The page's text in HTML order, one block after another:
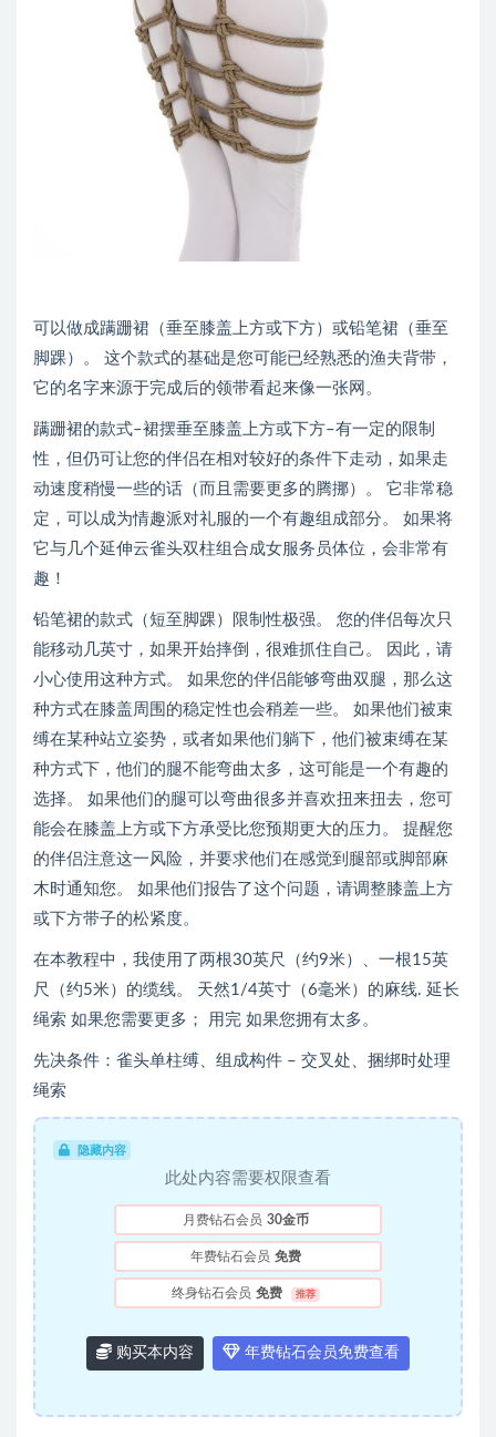
可以做成蹒跚裙（垂至膝盖上方或下方）或铅笔裙（垂至
脚踝）。 这个款式的基础是您可能已经熟悉的渔夫背带，
它的名字来源于完成后的领带看起来像一张网。
蹒跚裙的款式–裙摆垂至膝盖上方或下方–有一定的限制
性，但仍可让您的伴侣在相对较好的条件下走动，如果走
动速度稍慢一些的话（而且需要更多的腾挪）。 它非常稳
定，可以成为情趣派对礼服的一个有趣组成部分。 如果将
它与几个延伸云雀头双柱组合成女服务员体位，会非常有
趣！
铅笔裙的款式（短至脚踝）限制性极强。 您的伴侣每次只
能移动几英寸，如果开始摔倒，很难抓住自己。 因此，请
小心使用这种方式。 如果您的伴侣能够弯曲双腿，那么这
种方式在膝盖周围的稳定性也会稍差一些。 如果他们被束
缚在某种站立姿势，或者如果他们躺下，他们被束缚在某
种方式下，他们的腿不能弯曲太多，这可能是一个有趣的
选择。 如果他们的腿可以弯曲很多并喜欢扭来扭去，您可
能会在膝盖上方或下方承受比您预期更大的压力。 提醒您
的伴侣注意这一风险，并要求他们在感觉到腿部或脚部麻
木时通知您。 如果他们报告了这个问题，请调整膝盖上方
或下方带子的松紧度。
在本教程中，我使用了两根30英尺（约9米）、一根15英
尺（约5米）的缆线。 天然1/4英寸（6毫米）的麻线. 延长
绳索 如果您需要更多； 用完 如果您拥有太多。
先决条件：雀头单柱缚、组成构件 – 交叉处、捆绑时处理
绳索
隐藏内容
此处内容需要权限查看
月费钻石会员 30金币
年费钻石会员 免费
终身钻石会员 免费 推荐
购买本内容 年费钻石会员免费查看